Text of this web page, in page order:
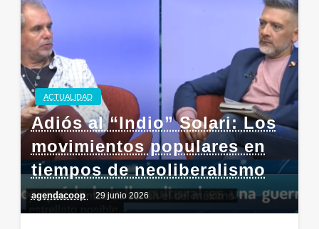
ACTUALIDAD
Adiós al “Indio” Solari: Los
movimientos populares en
tiempos de neoliberalismo
agendacoop 29 junio 2026